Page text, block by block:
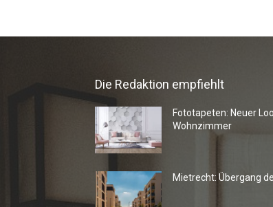
Die Redaktion empfiehlt
Fototapeten: Neuer
Wohnzimmer
Mietrecht: Übergang